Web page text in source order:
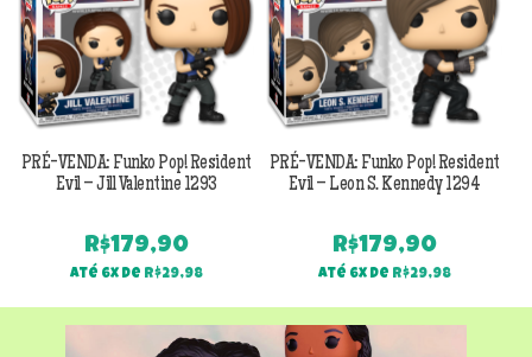
PRÉ-VENDA: Funko Pop! Resident
Evil – Jill Valentine 1293
R$179,90
Até 6x de R$29,98
PRÉ-VENDA: Funko Pop! Resident
Evil – Leon S. Kennedy 1294
R$179,90
Até 6x de R$29,98